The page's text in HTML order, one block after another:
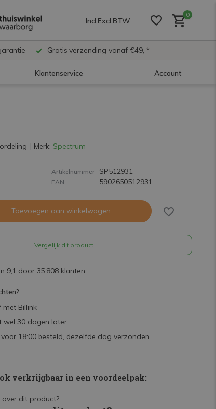
Incl.Excl.BTW
0
Gratis verzending vanaf €49,-*
Klantenservice Account
Merk: Spectrum
Artikelnummer SP512931
EAN 5902650512931
Toevoegen aan winkelwagen
Vergelijk dit product
9,1 door 35.808 klanten
Billink
wel 30 dagen later
18:00 besteld, dezelfde dag verzonden.
verkrijgbaar in een voordeelpak: